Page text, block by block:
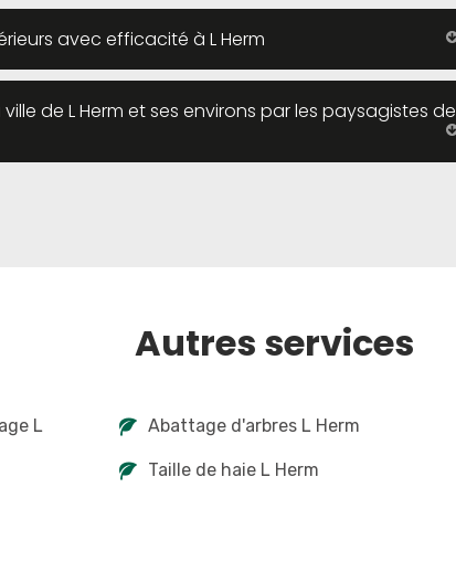
avec efficacité à L Herm
de L Herm et ses environs par les paysagistes de
Autres services
L
Abattage d'arbres L Herm
Taille de haie L Herm